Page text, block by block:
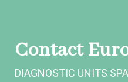
Contact
DIAGNOSTIC UNITS